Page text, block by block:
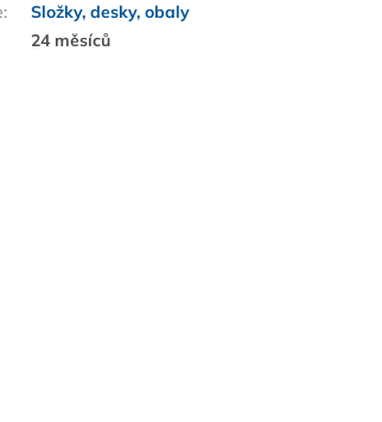
:
Složky, desky, obaly
24 měsíců